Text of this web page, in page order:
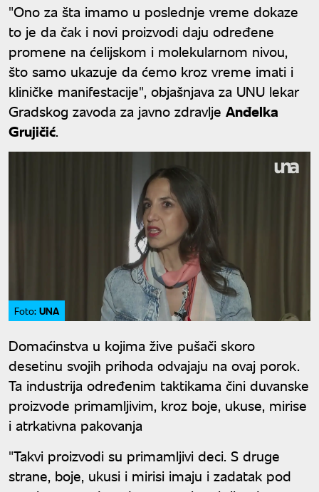
"Ono za šta imamo u poslednje vreme dokaze
to je da čak i novi proizvodi daju određene
promene na ćelijskom i molekularnom nivou,
što samo ukazuje da ćemo kroz vreme imati i
kliničke manifestacije", objašnjava za UNU lekar
Gradskog zavoda za javno zdravlje Anđelka
Grujičić.
Foto: UNA
Domaćinstva u kojima žive pušači skoro
desetinu svojih prihoda odvajaju na ovaj porok.
Ta industrija određenim taktikama čini duvanske
proizvode primamljivim, kroz boje, ukuse, mirise
i atrkativna pakovanja
"Takvi proizvodi su primamljivi deci. S druge
strane, boje, ukusi i mirisi imaju i zadatak pod